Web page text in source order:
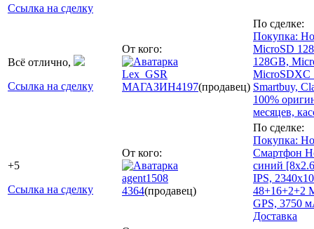
Ссылка на сделку
Всё отлично,
Ссылка на сделку
От кого:
Lex_GSR
МАГАЗИН4197(продавец)
По сделке:
Покупка:
MicroSD
128GB,
MicroSDXC
Smartbuy,
100%
месяцев,
+5
Ссылка на сделку
От кого:
agent1508
4364(продавец)
По сделке:
Покупка:
Смартфон
синий
IPS,
48+16+2+2
GPS, 3750
Доставка